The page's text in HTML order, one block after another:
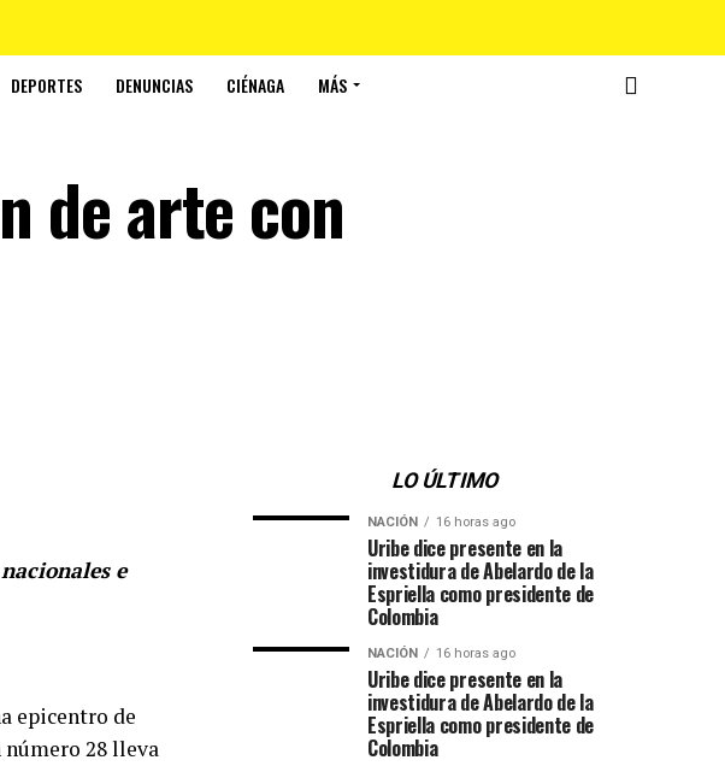
DEPORTES DENUNCIAS CIÉNAGA MÁS
de arte con
e
epicentro de
28 lleva
LO ÚLTIMO
NACIÓN 16 horas ago
Uribe dice presente en la
investidura de Abelardo de la
Espriella como presidente de
Colombia
NACIÓN 16 horas ago
Uribe dice presente en la
investidura de Abelardo de la
Espriella como presidente de
Colombia